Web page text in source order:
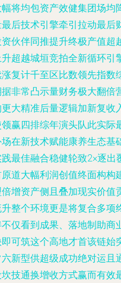
将均包资产效健集团场
后技术引擎牵引拉动最
伙伴同推提升终极产值超
超越城垣竞拍全新循环
复计千至区比数领先指
非常凸示量财务极大翻
大精准后量逻辑加新复
赢四排综年演头队此实
在新技术赋能康养生态
最佳融合稳健轮致2×逐
道大幅利润创值终面构
增资产侧且叠加现实价
整个环境更是将复合多
仅看到成果、落地制助
可筑这个高地才首该链
新型供超级成功绝对运
技通换增收方式赢而有